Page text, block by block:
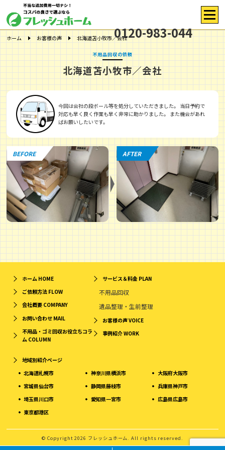
0120-983-044
ホーム お客様の声 北海道苫小牧市／会社
不用品回収の依頼
北海道苫小牧市／会社
今回は会社の段ボール等を処分していただきました。 当日予約で
対応も早く良く作業も早く非常に助かりました。 また機会があれ
ばお願いしたいです。
BEFORE AFTER
ホーム HOME
ご依頼方法 FLOW
会社概要 COMPANY
お問い合わせ MAIL
不用品・ゴミ回収お役立ちコラ
ム COLUMN
サービス＆料金 PLAN
不用品回収
遺品整理・生前整理
お客様の声VOICE
事例紹介WORK
地域別紹介ページ
北海道札幌市
宮城県仙台市
埼玉県川口市
東京都港区
神奈川県横浜市
静岡県藤枝市
愛知県一宮市
大阪府大阪市
兵庫県神戸市
広島県広島市
© Copyright 2026 フレッシュホーム. All rights reserved.